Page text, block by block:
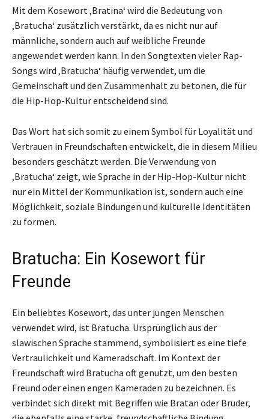
Mit dem Kosewort ‚Bratina‘ wird die Bedeutung von
‚Bratucha‘ zusätzlich verstärkt, da es nicht nur auf
männliche, sondern auch auf weibliche Freunde
angewendet werden kann. In den Songtexten vieler Rap-
Songs wird ‚Bratucha‘ häufig verwendet, um die
Gemeinschaft und den Zusammenhalt zu betonen, die für
die Hip-Hop-Kultur entscheidend sind.
Das Wort hat sich somit zu einem Symbol für Loyalität und
Vertrauen in Freundschaften entwickelt, die in diesem Milieu
besonders geschätzt werden. Die Verwendung von
‚Bratucha‘ zeigt, wie Sprache in der Hip-Hop-Kultur nicht
nur ein Mittel der Kommunikation ist, sondern auch eine
Möglichkeit, soziale Bindungen und kulturelle Identitäten
zu formen.
Bratucha: Ein Kosewort für
Freunde
Ein beliebtes Kosewort, das unter jungen Menschen
verwendet wird, ist Bratucha. Ursprünglich aus der
slawischen Sprache stammend, symbolisiert es eine tiefe
Vertraulichkeit und Kameradschaft. Im Kontext der
Freundschaft wird Bratucha oft genutzt, um den besten
Freund oder einen engen Kameraden zu bezeichnen. Es
verbindet sich direkt mit Begriffen wie Bratan oder Bruder,